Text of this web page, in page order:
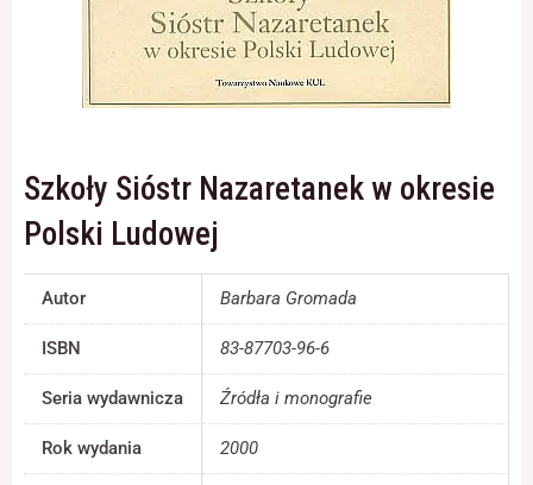
Szkoły Sióstr Nazaretanek w okresie
Polski Ludowej
Autor Barbara Gromada
ISBN 83-87703-96-6
Seria wydawnicza Źródła i monografie
Rok wydania 2000
nie są
opcjonalne. Są
one potrzebne
do
funkcjonowania
i strukturę
strony
internetowej,
na podstawie
tego, jak strona
jest używana.